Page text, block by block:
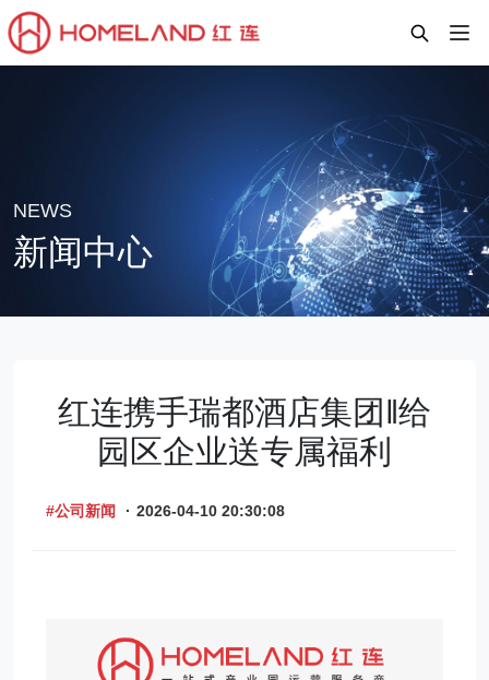
NEWS
新闻中心
红连携手瑞都酒店集团‖给
园区企业送专属福利
#公司新闻 · 2026-04-10 20:30:08